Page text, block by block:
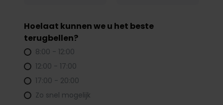
Hoelaat kunnen we u het beste
terugbellen?
8:00 - 12:00
12:00 - 17:00
17:00 - 20:00
Zo snel mogelijk